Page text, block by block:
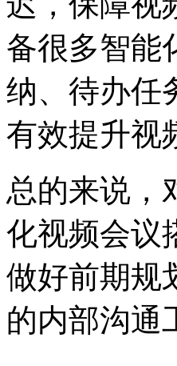
备很多智能
纳、待办任
有效提升视
总的来说，
化视频会议
做好前期规
的内部沟通